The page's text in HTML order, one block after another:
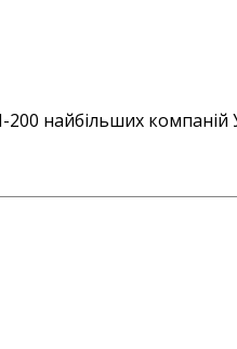
найбільших компаній